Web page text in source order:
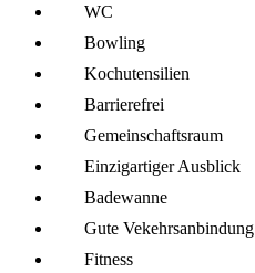
WC
Bowling
Kochutensilien
Barrierefrei
Gemeinschafts­raum
Einzigartiger Ausblick
Badewanne
Gute Vekehrsanbindung
Fitness